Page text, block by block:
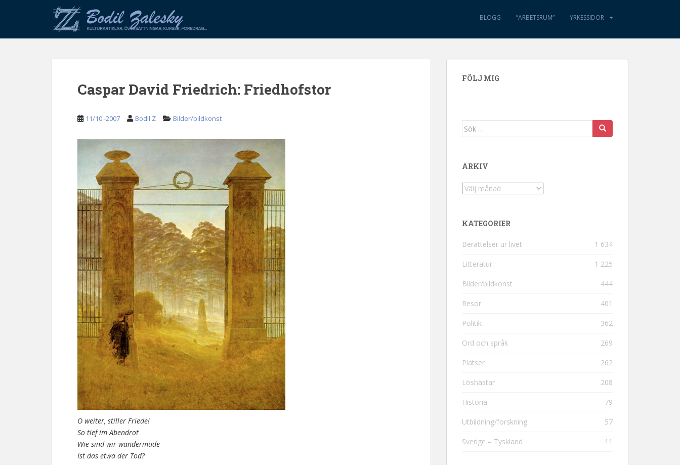
p
BLOGG ”ARBETSRUM” YRKESSIDOR
Caspar David Friedrich: Friedhofstor
11/10 -2007 Bodil Z Bilder/bildkonst
O weiter, stiller Friede!
So tief im Abendrot
Wie sind wir wandermüde –
Ist das etwa der Tod?
FÖLJ MIG
Sök efter:
ARKIV
Arkiv
KATEGORIER
Berättelser ur livet 1 634
Litteratur 1 225
Bilder/bildkonst 444
Resor 401
Politik 362
Ord och språk 269
Platser 262
Löshästar 208
Historia 79
Utbildning/forskning 57
Sverige – Tyskland 11